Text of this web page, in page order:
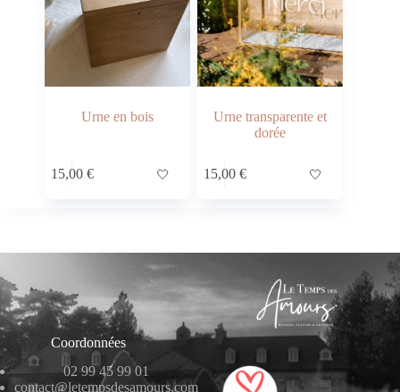
Urne en bois
15,00 € 🤍
Urne transparente et
dorée
15,00 € 🤍
Coordonnées
02 99 45 99 01
contact@letempsdesamours.com